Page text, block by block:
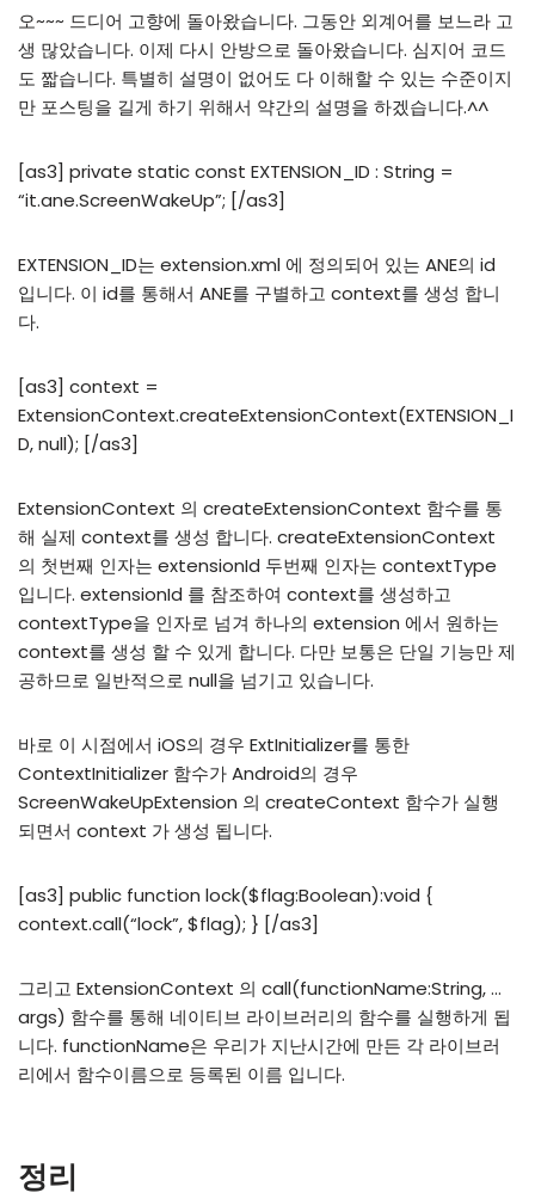
오~~~ 드디어 고향에 돌아왔습니다. 그동안 외계어를 보느라 고
생 많았습니다. 이제 다시 안방으로 돌아왔습니다. 심지어 코드
도 짧습니다. 특별히 설명이 없어도 다 이해할 수 있는 수준이지
만 포스팅을 길게 하기 위해서 약간의 설명을 하겠습니다.^^
[as3] private static const EXTENSION_ID : String =
“it.ane.ScreenWakeUp”; [/as3]
EXTENSION_ID는 extension.xml 에 정의되어 있는 ANE의 id
입니다. 이 id를 통해서 ANE를 구별하고 context를 생성 합니
다.
[as3] context =
ExtensionContext.createExtensionContext(EXTENSION_I
D, null); [/as3]
ExtensionContext 의 createExtensionContext 함수를 통
해 실제 context를 생성 합니다. createExtensionContext
의 첫번째 인자는 extensionId 두번째 인자는 contextType
입니다. extensionId 를 참조하여 context를 생성하고
contextType을 인자로 넘겨 하나의 extension 에서 원하는
context를 생성 할 수 있게 합니다. 다만 보통은 단일 기능만 제
공하므로 일반적으로 null을 넘기고 있습니다.
바로 이 시점에서 iOS의 경우 ExtInitializer를 통한
ContextInitializer 함수가 Android의 경우
ScreenWakeUpExtension 의 createContext 함수가 실행
되면서 context 가 생성 됩니다.
[as3] public function lock($flag:Boolean):void {
context.call(“lock”, $flag); } [/as3]
그리고 ExtensionContext 의 call(functionName:String, …
args) 함수를 통해 네이티브 라이브러리의 함수를 실행하게 됩
니다. functionName은 우리가 지난시간에 만든 각 라이브러
리에서 함수이름으로 등록된 이름 입니다.
정리